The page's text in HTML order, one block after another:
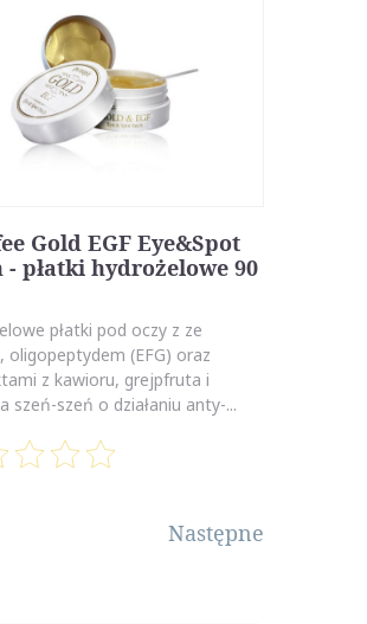
Gold EGF Eye&Spot
- płatki hydrożelowe 90
płatki pod oczy z ze
oligopeptydem (EFG) oraz
z kawioru, grejpfruta i
szeń-szeń o działaniu anty-...
Następne